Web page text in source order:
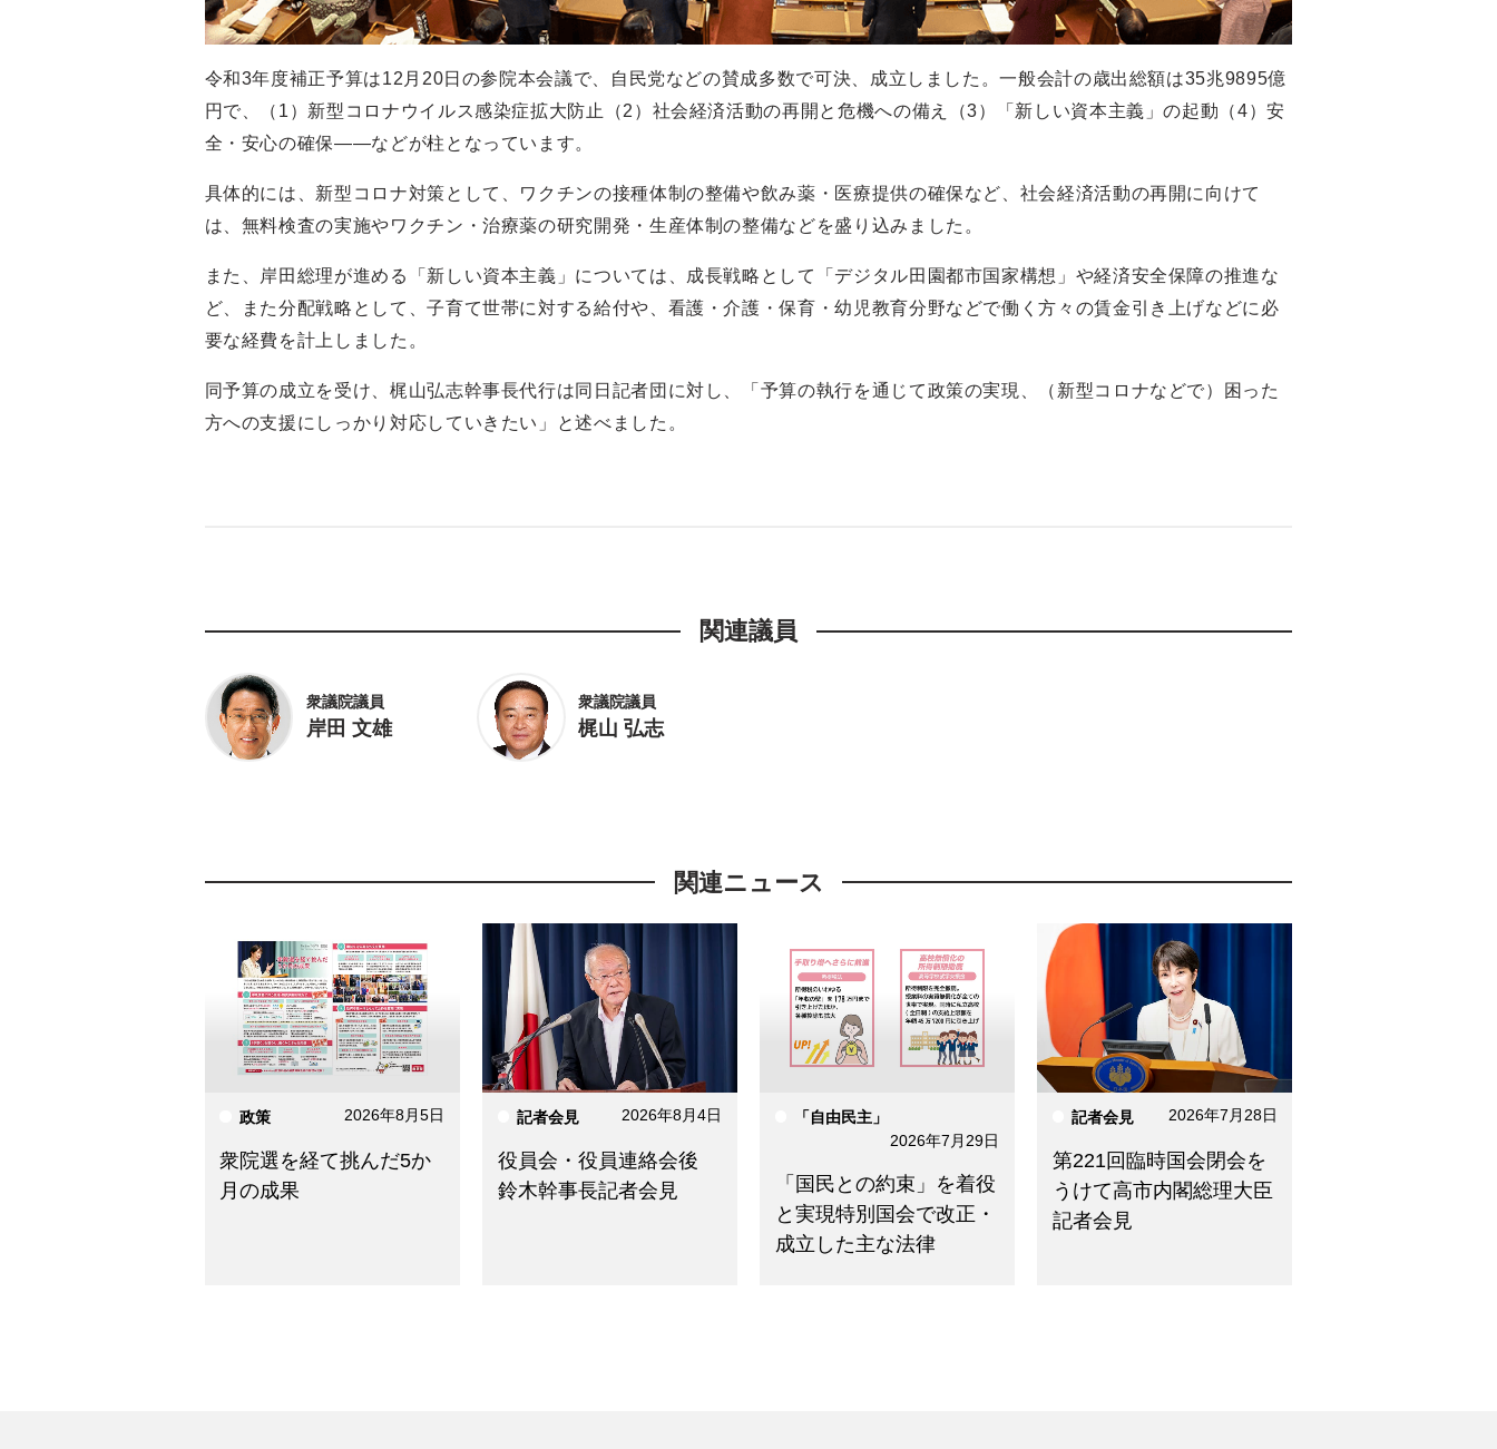
令和3年度補正予算は12月20日の参院本会議で、自民党などの賛成多数で可決、成立しました。一般会計の歳出総額は35兆9895億
円で、（1）新型コロナウイルス感染症拡大防止（2）社会経済活動の再開と危機への備え（3）「新しい資本主義」の起動（4）安
全・安心の確保――などが柱となっています。
具体的には、新型コロナ対策として、ワクチンの接種体制の整備や飲み薬・医療提供の確保など、社会経済活動の再開に向けて
は、無料検査の実施やワクチン・治療薬の研究開発・生産体制の整備などを盛り込みました。
また、岸田総理が進める「新しい資本主義」については、成長戦略として「デジタル田園都市国家構想」や経済安全保障の推進な
ど、また分配戦略として、子育て世帯に対する給付や、看護・介護・保育・幼児教育分野などで働く方々の賃金引き上げなどに必
要な経費を計上しました。
同予算の成立を受け、梶山弘志幹事長代行は同日記者団に対し、「予算の執行を通じて政策の実現、（新型コロナなどで）困った
方への支援にしっかり対応していきたい」と述べました。
関連議員
衆議院議員
岸田 文雄
衆議院議員
梶山 弘志
関連ニュース
政策 2026年8月5日
衆院選を経て挑んだ5か
月の成果
記者会見 2026年8月4日
役員会・役員連絡会後
鈴木幹事長記者会見
「自由民主」
2026年7月29日
「国民との約束」を着役
と実現特別国会で改正・
成立した主な法律
記者会見 2026年7月28日
第221回臨時国会閉会を
うけて高市内閣総理大臣
記者会見